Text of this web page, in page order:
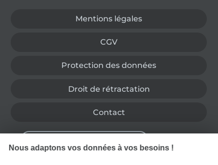
Mentions légales
CGV
Protection des données
Droit de rétractation
Contact
Nous adaptons vos données à vos besoins !